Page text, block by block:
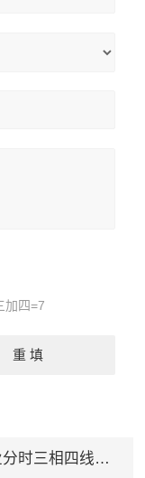
加四=7
相四线制电度表